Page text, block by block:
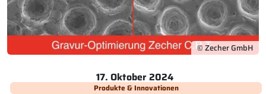
© Zecher GmbH
17. Oktober 2024
Produkte & Innovationen